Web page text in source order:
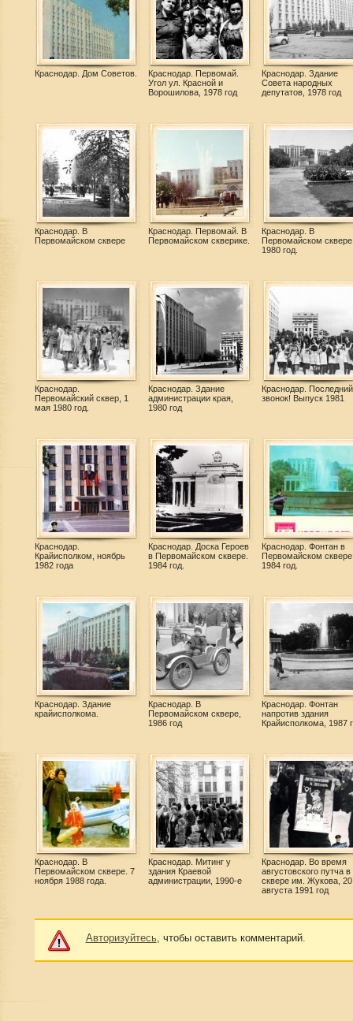
Краснодар. Дом Советов.
Краснодар. Первомай.
Угол ул. Красной и
Ворошилова, 1978 год
Краснодар. Здание
Совета народных
депутатов, 1978 год
Краснодар. В
Первомайском сквере
Краснодар. Первомай. В
Первомайском скверике.
Краснодар. В
Первомайском
1980 год.
Краснодар.
Первомайский сквер, 1
мая 1980 год.
Краснодар. Здание
администрации края,
1980 год
Краснодар. Последний
звонок! Выпуск 1981
Краснодар.
Крайисполком, ноябрь
1982 года
Краснодар. Доска Героев
в Первомайском сквере.
1984 год.
Краснодар. Фонтан в
Первомайском
1984 год.
Краснодар. Здание
крайисполкома.
Краснодар. В
Первомайском сквере,
1986 год
Краснодар. Фонтан
напротив здания
Крайисполкома, 1987
Краснодар. В
Первомайском сквере. 7
ноября 1988 года.
Краснодар. Митинг у
здания Краевой
администрации, 1990-е
Краснодар. Во время
августовского путча в
сквере им. Жукова, 20
августа 1991 год
Авторизуйтесь, чтобы оставить комментарий.